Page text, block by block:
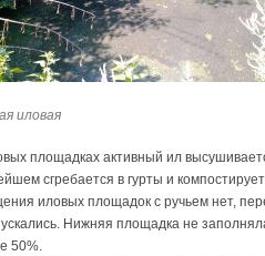
иловая
площадках активный ил
сгребается в гурты и
иловых площадок с ручьем нет,
Нижняя площадка не
50%.